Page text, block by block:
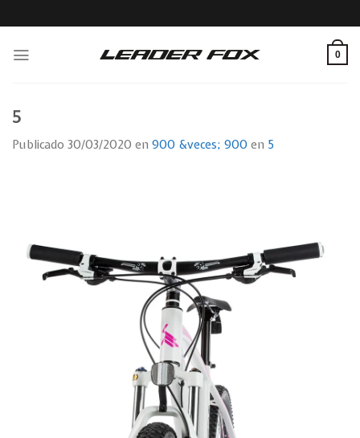
to
0
5
Publicado 30/03/2020 en 900 &veces; 900 en 5